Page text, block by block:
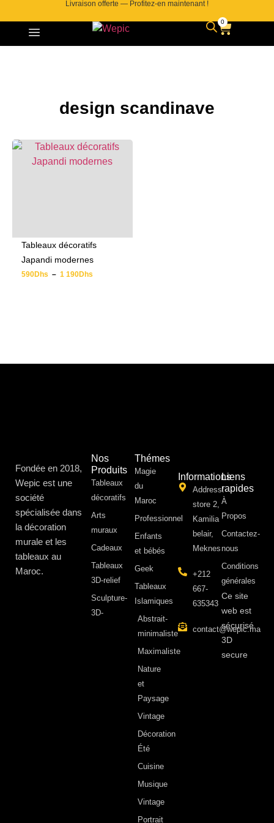
Livraison offerte — Profitez-en maintenant !
0
design scandinave
Tableaux décoratifs
Japandi modernes
590Dhs – 1 190Dhs
Fondée en 2018,
Wepic est une
société
spécialisée dans
la décoration
murale et les
tableaux au
Maroc.
Nos
Produits
Tableaux
décoratifs
Arts
muraux
Cadeaux
Tableaux
3D-relief
Sculpture-
3D-
Thémes
Magie
du
Maroc
Professionnel
Enfants
et bébés
Geek
Tableaux
Islamiques
Abstrait-
minimaliste
Maximaliste
Nature
et
Paysage
Vintage
Décoration
Été
Cuisine
Musique
Vintage
Portrait
Informations
Address:
store 2,
Kamilia
belair,
Meknes
+212
667-
635343
contact@wepic.ma
Liens
rapides
À
Propos ​
Contactez-
nous
Conditions
générales
Ce site
web est
sécurisé
3D
secure